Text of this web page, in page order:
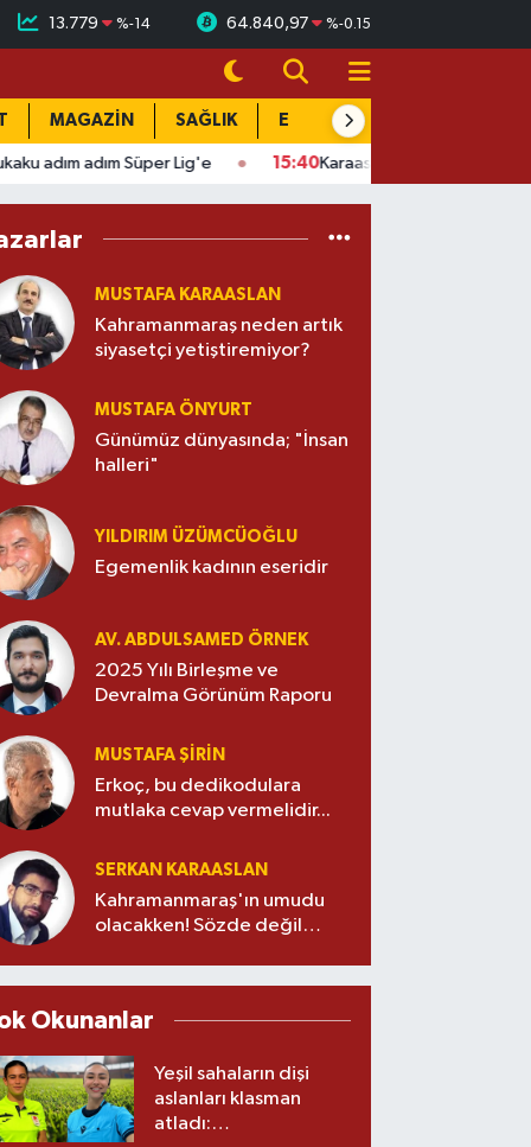
13.779 %-14 64.840,97 %-0.15
MAGAZİN SAĞLIK EĞİTİM
Süper Lig'e 15:40 Karaaslan'ın acı günü: Dayısı Fahri
MUSTAFA KARAASLAN
Kahramanmaraş neden artık
siyasetçi yetiştiremiyor?
MUSTAFA ÖNYURT
Günümüz dünyasında; "İnsan
halleri"
YILDIRIM ÜZÜMCÜOĞLU
Egemenlik kadının eseridir
AV. ABDULSAMED ÖRNEK
2025 Yılı Birleşme ve
Devralma Görünüm Raporu
MUSTAFA ŞİRİN
Erkoç, bu dedikodulara
mutlaka cevap vermelidir...
SERKAN KARAASLAN
Kahramanmaraş'ın umudu
olacakken! Sözde değil
Okunanlar
Yeşil sahaların dişi
aslanları klasman
atladı: